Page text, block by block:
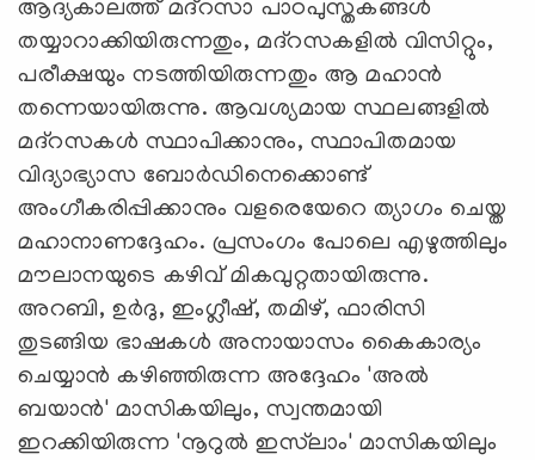
ആദ്യകാലത്ത് മദ്‌റസാ പാഠപുസ്തകങ്ങള്‍
തയ്യാറാക്കിയിരുന്നതും, മദ്‌റസകളില്‍ വിസിറ്റും,
പരീക്ഷയും നടത്തിയിരുന്നതും ആ മഹാന്‍
തന്നെയായിരുന്നു. ആവശ്യമായ സ്ഥലങ്ങളില്‍
മദ്‌റസകള്‍ സ്ഥാപിക്കാനും, സ്ഥാപിതമായ
വിദ്യാഭ്യാസ ബോര്‍ഡിനെക്കൊണ്ട്
അംഗീകരിപ്പിക്കാനും വളരെയേറെ ത്യാഗം ചെയ്ത
മഹാനാണദ്ദേഹം. പ്രസംഗം പോലെ എഴുത്തിലും
മൗലാനയുടെ കഴിവ് മികവുറ്റതായിരുന്നു.
അറബി, ഉര്‍ദു, ഇംഗ്ലീഷ്, തമിഴ്, ഫാരിസി
തുടങ്ങിയ ഭാഷകള്‍ അനായാസം കൈകാര്യം
ചെയ്യാന്‍ കഴിഞ്ഞിരുന്ന അദ്ദേഹം 'അല്‍
ബയാന്‍' മാസികയിലും, സ്വന്തമായി
ഇറക്കിയിരുന്ന 'നൂറുല്‍ ഇസ്‌ലാം' മാസികയിലും